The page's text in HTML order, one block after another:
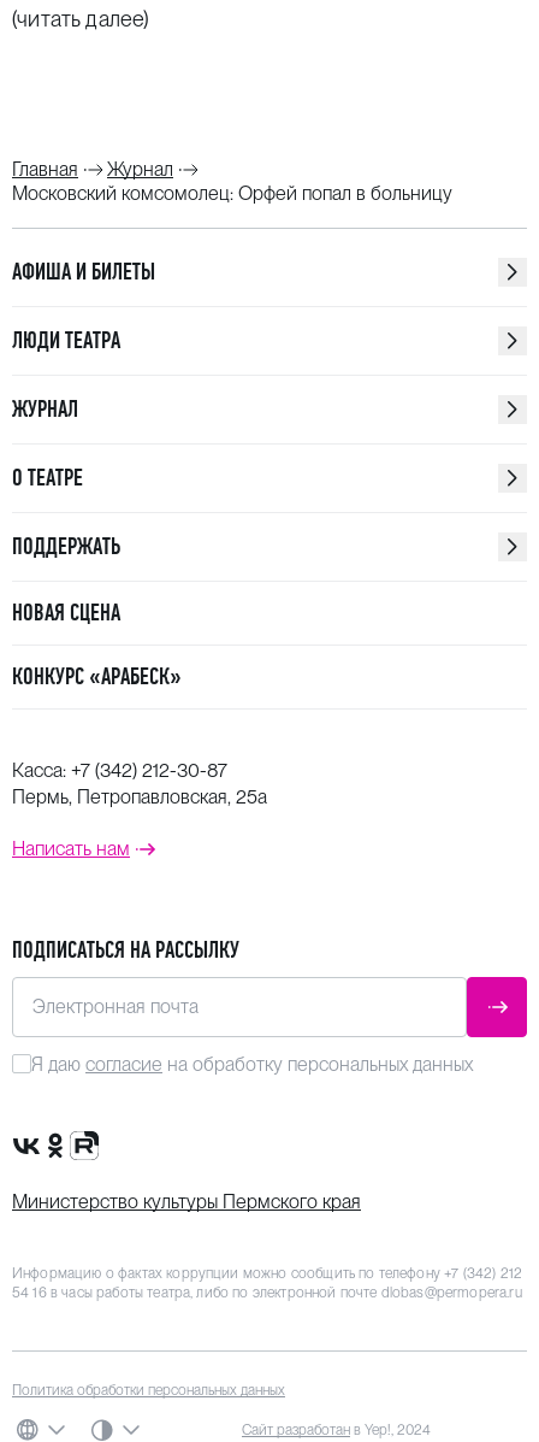
(читать далее)
Главная
Журнал
Московский комсомолец: Орфей попал в больницу
АФИША И БИЛЕТЫ
ЛЮДИ ТЕАТРА
ЖУРНАЛ
О ТЕАТРЕ
ПОДДЕРЖАТЬ
НОВАЯ СЦЕНА
КОНКУРС «АРАБЕСК»
Касса: +7 (342) 212-30-87
Пермь, Петропавловская, 25а
Написать нам
ПОДПИСАТЬСЯ НА РАССЫЛКУ
Электронная почта
Я даю согласие на обработку персональных данных
Сообщество VK
Группа в одноклассниках
Канал Rutube
Министерство культуры Пермского края
Информацию о фактах коррупции можно сообщить по телефону+7 (342) 212
54 16в часы работы театра, либо по электронной почте dlobas@permopera.ru
Политика обработки персональных данных
СИСТЕМНАЯ ТЕМА Сайт разработан в Yep!, 2024